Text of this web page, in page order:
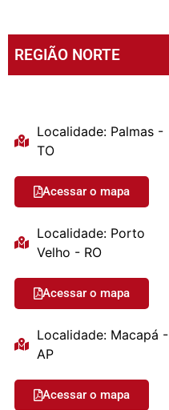
REGIÃO NORTE
Localidade: Palmas -
TO
Acessar o mapa
Localidade: Porto
Velho - RO
Acessar o mapa
Localidade: Macapá -
AP
Acessar o mapa